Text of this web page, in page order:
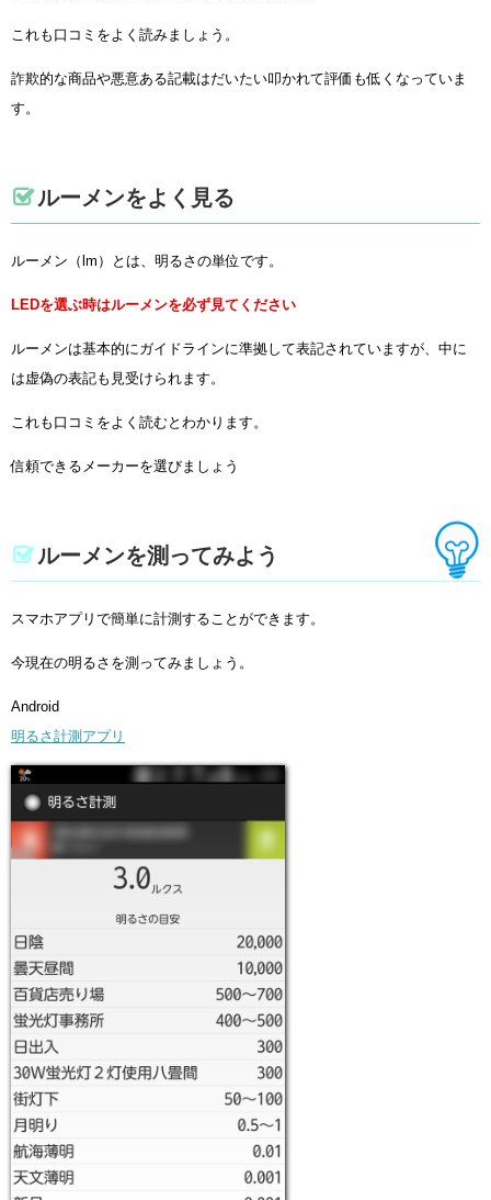
これも口コミをよく読みましょう。
詐欺的な商品や悪意ある記載はだいたい叩かれて評価も低くなっていま
す。
ルーメンをよく見る
ルーメン（lm）とは、明るさの単位です。
LEDを選ぶ時はルーメンを必ず見てください
ルーメンは基本的にガイドラインに準拠して表記されていますが、中に
は虚偽の表記も見受けられます。
これも口コミをよく読むとわかります。
信頼できるメーカーを選びましょう
ルーメンを測ってみよう
スマホアプリで簡単に計測することができます。
今現在の明るさを測ってみましょう。
Android
明るさ計測アプリ